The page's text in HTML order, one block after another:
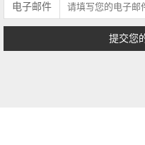
电子邮件